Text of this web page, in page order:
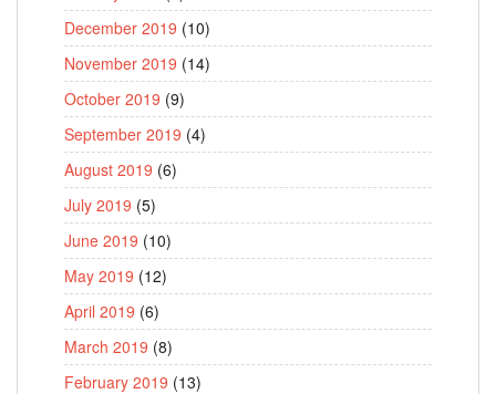
December 2019 (10)
November 2019 (14)
October 2019 (9)
September 2019 (4)
August 2019 (6)
July 2019 (5)
June 2019 (10)
May 2019 (12)
April 2019 (6)
March 2019 (8)
February 2019 (13)